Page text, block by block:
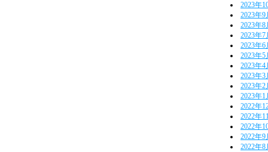
2023年
2023年9
2023年8
2023年7
2023年6
2023年5
2023年4
2023年3
2023年2
2023年1
2022年
2022年
2022年
2022年9
2022年8